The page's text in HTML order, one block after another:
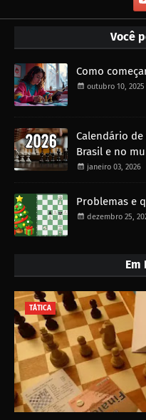
Você
Como
outubro 10, 2025
Calendário
Brasil e no
janeiro 03, 2026
Problemas e
dezembro 25,
Em
TÁTICA